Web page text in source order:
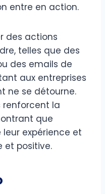
entre en action.
des actions
telles que des
des emails de
aux entreprises
ne se détourne.
renforcent la
que
leur expérience et
et positive.